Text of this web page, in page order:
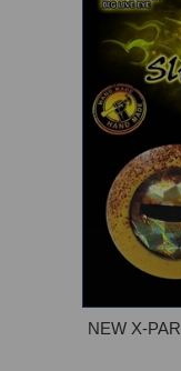
NEW X-